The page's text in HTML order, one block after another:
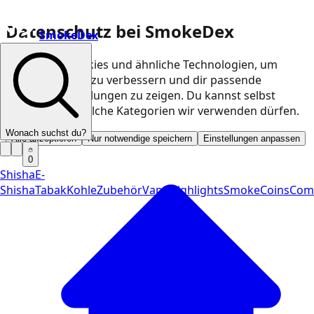
Datenschutz bei SmokeDex
Wir nutzen Cookies und ähnliche Technologien, um
unsere Website zu verbessern und dir passende
Produktempfehlungen zu zeigen. Du kannst selbst
entscheiden, welche Kategorien wir verwenden dürfen.
Alle akzeptieren Nur notwendige speichern Einstellungen anpassen
SmokeDex
Wonach suchst du?
0
ShishaE-
ShishaTabakKohleZubehörVapeHighlightsSmokeCoins